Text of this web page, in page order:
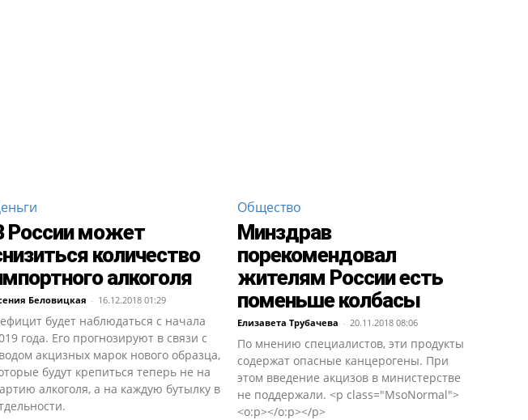
России может
количество
алкоголя
Беловицкая - 16.12.2018 01:29
будет наблюдаться с начала
года. Его прогнозируют в связи с
акцизных марок нового образца,
будут крепиться теперь не на
алкоголя, а на каждую бутылку в
Общество
Минздрав
порекомендовал
жителям России есть
поменьше колбасы
Елизавета Трубачева - 20.11.2018 08:06
По мнению специалистов, эти продукты
содержат опасные канцерогены. При
этом введение акцизов в министерстве
не поддержали. <p class="MsoNormal">
<o:p></o:p></p>